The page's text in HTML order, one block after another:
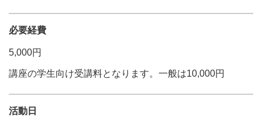
必要経費
5,000円
講座の学生向け受講料となります。一般は10,000円
活動日